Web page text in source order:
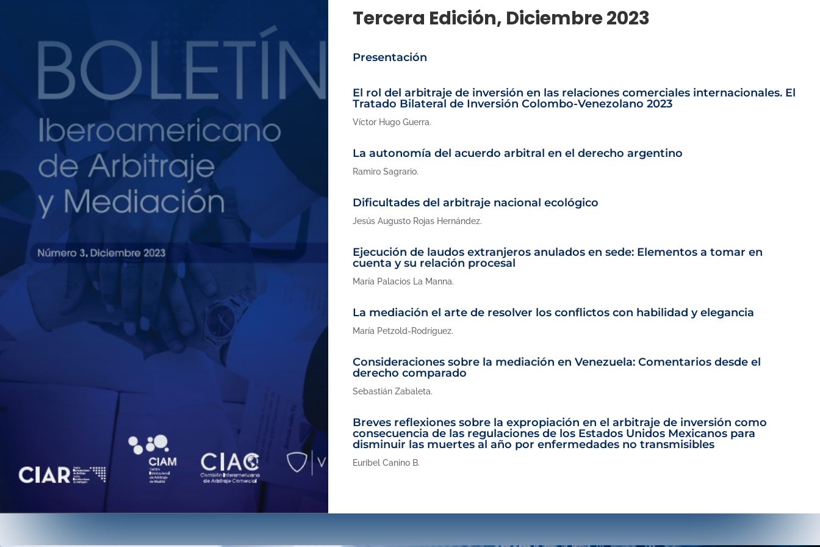
Tercera Edición, Diciembre 2023
Presentación
El rol del arbitraje de inversión en las relaciones comerciales internacionales. El
Tratado Bilateral de Inversión Colombo-Venezolano 2023
Víctor Hugo Guerra.
La autonomía del acuerdo arbitral en el derecho argentino
Ramiro Sagrario.
Dificultades del arbitraje nacional ecológico
Jesús Augusto Rojas Hernández.
Ejecución de laudos extranjeros anulados en sede: Elementos a tomar en
cuenta y su relación procesal
María Palacios La Manna.
La mediación el arte de resolver los conflictos con habilidad y elegancia
María Petzold-Rodríguez.
Consideraciones sobre la mediación en Venezuela: Comentarios desde el
derecho comparado
Sebastián Zabaleta.
Breves reflexiones sobre la expropiación en el arbitraje de inversión como
consecuencia de las regulaciones de los Estados Unidos Mexicanos para
disminuir las muertes al año por enfermedades no transmisibles
Euribel Canino B.